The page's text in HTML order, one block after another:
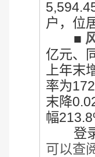
户，位
■
亿元、
上年末
率为
末降
幅
登录
可以查